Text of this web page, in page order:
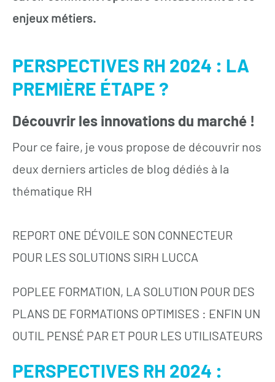
enjeux métiers.
PERSPECTIVES RH 2024 : LA
PREMIÈRE ÉTAPE ?
Découvrir les innovations du marché !
Pour ce faire, je vous propose de découvrir nos
deux derniers articles de blog dédiés à la
thématique RH
REPORT ONE DÉVOILE SON CONNECTEUR
POUR LES SOLUTIONS SIRH LUCCA
POPLEE FORMATION, LA SOLUTION POUR DES
PLANS DE FORMATIONS OPTIMISES : ENFIN UN
OUTIL PENSÉ PAR ET POUR LES UTILISATEURS
PERSPECTIVES RH 2024 :